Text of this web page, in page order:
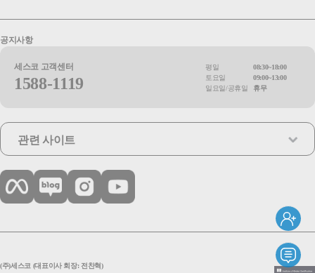
공지사항
세스코 고객센터
1588-1119
평일
08:30~18:00
토요일
09:00~13:00
일요일/공휴일
휴무
관련 사이트
(주)세스코 (대표이사 회장: 전찬혁)